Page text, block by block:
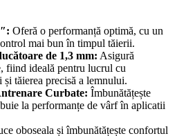
Oferă o performanță optimă, cu un
mai bun în timpul tăierii.
de 1,3 mm: Asigură
fiind ideală pentru lucrul cu
tăierea precisă a lemnului.
Curbate: Îmbunătățește
la performanțe de vârf în aplicatii
oboseala și îmbunătățește confortul